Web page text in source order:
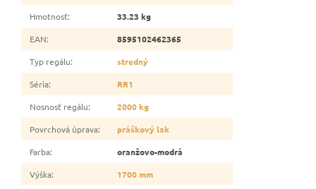
Hmotnosť:
33.23 kg
EAN:
8595102462365
Typ regálu:
stredný
Séria:
RR1
Nosnosť regálu:
2000 kg
Povrchová úprava:
práškový lak
Farba:
oranžovo-modrá
Výška:
1700 mm